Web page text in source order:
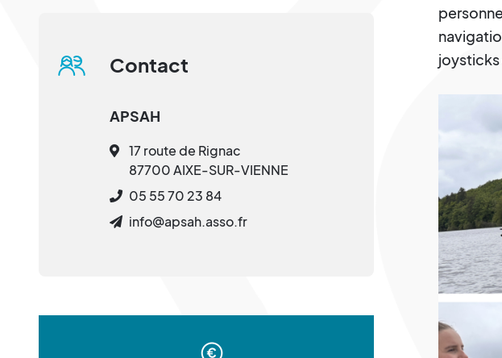
joysticks
Contact
APSAH
17 route de Rignac
87700 AIXE-SUR-VIENNE
05 55 70 23 84
info@apsah.asso.fr